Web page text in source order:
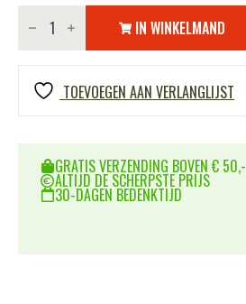
SwissEye
bril
Raptor
#10162
aantal
IN WINKELMAND
TOEVOEGEN AAN VERLANGLIJST
GRATIS VERZENDING BOVEN € 50,-
ALTIJD DE SCHERPSTE PRIJS
30-DAGEN BEDENKTIJD